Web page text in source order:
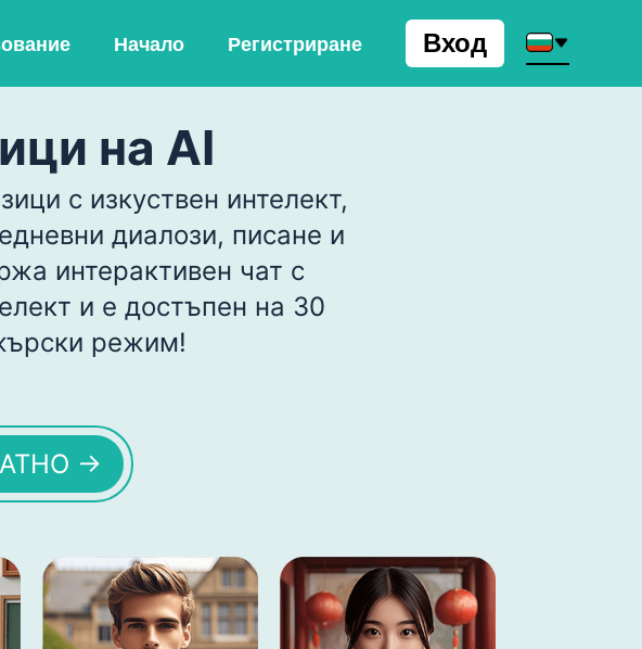
Начало Регистриране Вход
на AI
с изкуствен интелект,
диалози, писане и
интерактивен чат с
и е достъпен на 30
режим!
→